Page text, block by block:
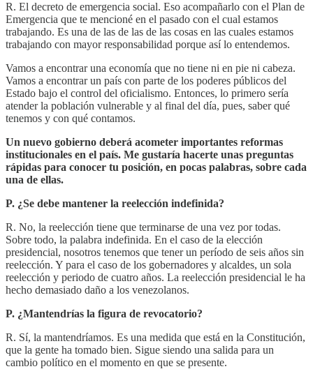
R. El decreto de emergencia social. Eso acompañarlo con el Plan de
Emergencia que te mencioné en el pasado con el cual estamos
trabajando. Es una de las de las de las cosas en las cuales estamos
trabajando con mayor responsabilidad porque así lo entendemos.
Vamos a encontrar una economía que no tiene ni en pie ni cabeza.
Vamos a encontrar un país con parte de los poderes públicos del
Estado bajo el control del oficialismo. Entonces, lo primero sería
atender la población vulnerable y al final del día, pues, saber qué
tenemos y con qué contamos.
Un nuevo gobierno deberá acometer importantes reformas
institucionales en el país. Me gustaría hacerte unas preguntas
rápidas para conocer tu posición, en pocas palabras, sobre cada
una de ellas.
P. ¿Se debe mantener la reelección indefinida?
R. No, la reelección tiene que terminarse de una vez por todas.
Sobre todo, la palabra indefinida. En el caso de la elección
presidencial, nosotros tenemos que tener un período de seis años sin
reelección. Y para el caso de los gobernadores y alcaldes, un sola
reelección y periodo de cuatro años. La reelección presidencial le ha
hecho demasiado daño a los venezolanos.
P. ¿Mantendrías la figura de revocatorio?
R. Sí, la mantendríamos. Es una medida que está en la Constitución,
que la gente ha tomado bien. Sigue siendo una salida para un
cambio político en el momento en que se presente.